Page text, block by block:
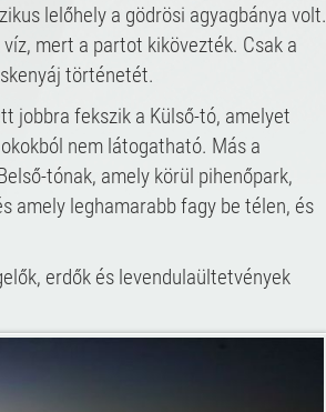
lelőhely a gödrösi agyagbánya volt.
mert a partot kikövezték. Csak a
történetét.
jobbra fekszik a Külső-tó, amelyet
nem látogatható. Más a
tónak, amely körül pihenőpark,
amely leghamarabb fagy be télen, és
erdők és levendulaültetvények